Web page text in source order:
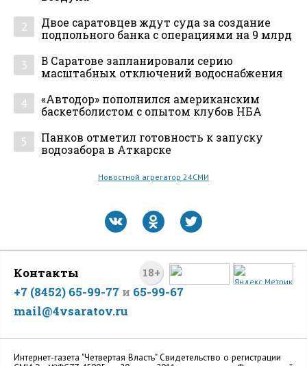
2
Двое саратовцев ждут суда за создание
подпольного банка с операциями на 9 млрд
3
В Саратове запланировали серию
масштабных отключений водоснабжения
4
«Автодор» пополнился американским
баскетболистом с опытом клубов НБА
5
Панков отметил готовность к запуску
водозабора в Аткарске
Новостной агрегатор 24СМИ
18+
Контакты
+7 (8452) 65-99-77 и 65-99-67
mail@4vsaratov.ru
Интернет-газета "Четвертая Власть" Cвидетельство о регистрации